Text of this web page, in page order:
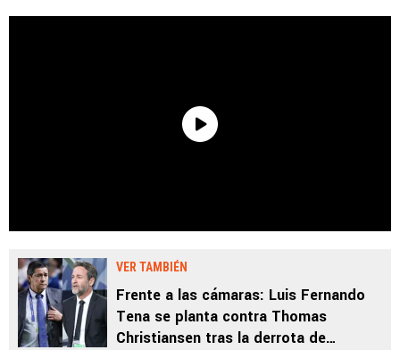
VER TAMBIÉN
Frente a las cámaras: Luis Fernando
Tena se planta contra Thomas
Christiansen tras la derrota de